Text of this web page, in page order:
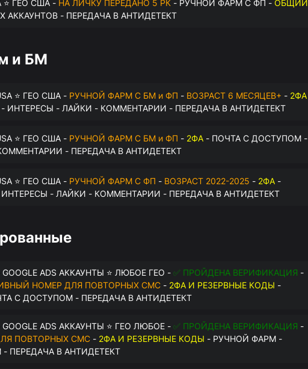
⭐ ГЕО США - НА ЛИЧКУ ПЕРЕДАНО 5 РК - РУЧНОЙ ФАРМ С ФП - ОБЩИЙ
АККАУНТОВ - ПЕРЕДАЧА В АНТИДЕТЕКТ
и БМ
⭐ ГЕО США - РУЧНОЙ ФАРМ С БМ и ФП - ВОЗРАСТ 6 МЕСЯЦЕВ+ - 2ФА
ИНТЕРЕСЫ - ЛАЙКИ - КОММЕНТАРИИ - ПЕРЕДАЧА В АНТИДЕТЕКТ
⭐ ГЕО США - РУЧНОЙ ФАРМ С БМ и ФП - 2ФА - ПОЧТА С ДОСТУПОМ -
- ПЕРЕДАЧА В АНТИДЕТЕКТ
⭐ ГЕО США - РУЧНОЙ ФАРМ С ФП - ВОЗРАСТ 2022-2025 - 2ФА -
- ЛАЙКИ - КОММЕНТАРИИ - ПЕРЕДАЧА В АНТИДЕТЕКТ
ADS АККАУНТЫ ⭐ ЛЮБОЕ ГЕО - ✅ ПРОЙДЕНА ВЕРИФИКАЦИЯ -
НОМЕР ДЛЯ ПОВТОРНЫХ СМС - 2ФА И РЕЗЕРВНЫЕ КОДЫ -
С ДОСТУПОМ - ПЕРЕДАЧА В АНТИДЕТЕКТ
ADS АККАУНТЫ ⭐ ГЕО ЛЮБОЕ - ✅ ПРОЙДЕНА ВЕРИФИКАЦИЯ -
ПОВТОРНЫХ СМС - 2ФА И РЕЗЕРВНЫЕ КОДЫ - РУЧНОЙ ФАРМ -
ПЕРЕДАЧА В АНТИДЕТЕКТ